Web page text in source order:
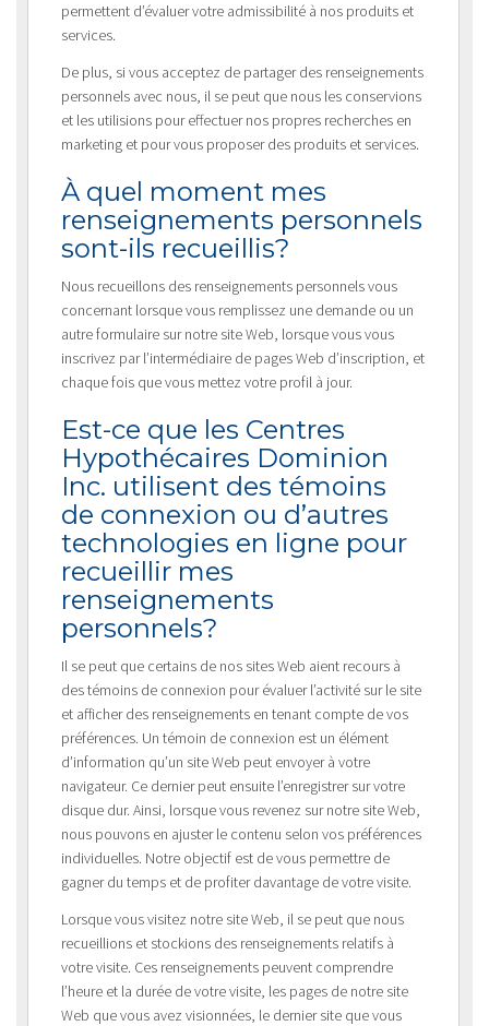
permettent d’évaluer votre admissibilité à nos produits et
services.
De plus, si vous acceptez de partager des renseignements
personnels avec nous, il se peut que nous les conservions
et les utilisions pour effectuer nos propres recherches en
marketing et pour vous proposer des produits et services.
À quel moment mes
renseignements personnels
sont-ils recueillis?
Nous recueillons des renseignements personnels vous
concernant lorsque vous remplissez une demande ou un
autre formulaire sur notre site Web, lorsque vous vous
inscrivez par l’intermédiaire de pages Web d’inscription, et
chaque fois que vous mettez votre profil à jour.
Est-ce que les Centres
Hypothécaires Dominion
Inc. utilisent des témoins
de connexion ou d’autres
technologies en ligne pour
recueillir mes
renseignements
personnels?
Il se peut que certains de nos sites Web aient recours à
des témoins de connexion pour évaluer l’activité sur le site
et afficher des renseignements en tenant compte de vos
préférences. Un témoin de connexion est un élément
d’information qu’un site Web peut envoyer à votre
navigateur. Ce dernier peut ensuite l’enregistrer sur votre
disque dur. Ainsi, lorsque vous revenez sur notre site Web,
nous pouvons en ajuster le contenu selon vos préférences
individuelles. Notre objectif est de vous permettre de
gagner du temps et de profiter davantage de votre visite.
Lorsque vous visitez notre site Web, il se peut que nous
recueillions et stockions des renseignements relatifs à
votre visite. Ces renseignements peuvent comprendre
l’heure et la durée de votre visite, les pages de notre site
Web que vous avez visionnées, le dernier site que vous